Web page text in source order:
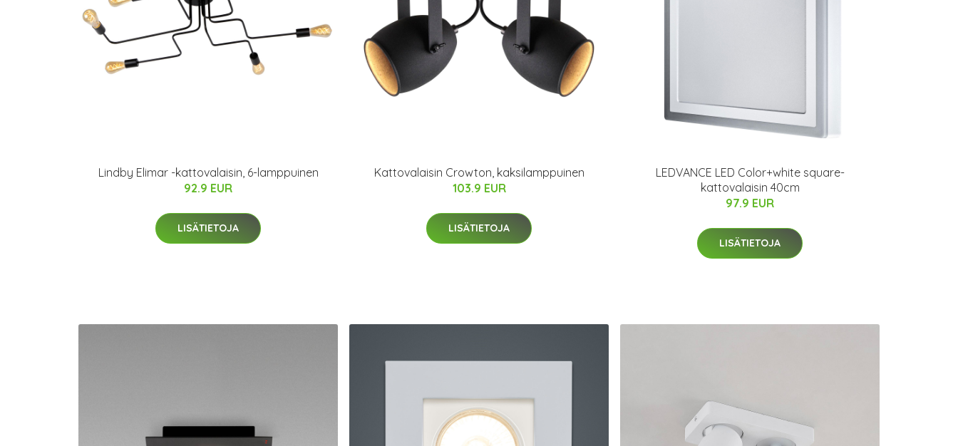
Lindby Elimar -kattovalaisin, 6-lamppuinen
92.9 EUR
LISÄTIETOJA
Kattovalaisin Crowton, kaksilamppuinen
103.9 EUR
LISÄTIETOJA
LEDVANCE LED Color+white square-
kattovalaisin 40cm
97.9 EUR
LISÄTIETOJA